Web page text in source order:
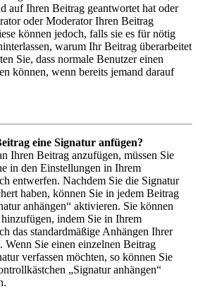
auf Ihren Beitrag geantwortet hat oder
oder Moderator Ihren Beitrag
können jedoch, falls sie es für nötig
warum Ihr Beitrag überarbeitet
Sie, dass normale Benutzer einen
können, wenn bereits jemand darauf
eine Signatur anfügen?
Ihren Beitrag anzufügen, müssen Sie
in den Einstellungen in Ihrem
entwerfen. Nachdem Sie die Signatur
haben, können Sie in jedem Beitrag
anhängen“ aktivieren. Sie können
indem Sie in Ihrem
das standardmäßige Anhängen Ihrer
Wenn Sie einen einzelnen Beitrag
verfassen möchten, so können Sie
„Signatur anhängen“